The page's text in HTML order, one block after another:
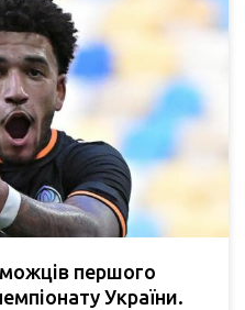
першого
України.